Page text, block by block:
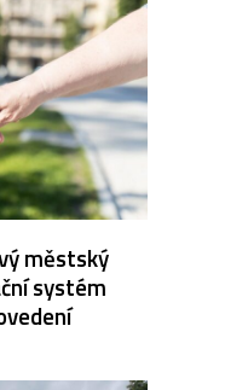
městský
systém